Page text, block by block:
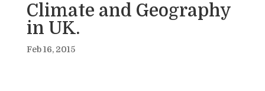
Climate and Geography
in UK.
Feb 16, 2015